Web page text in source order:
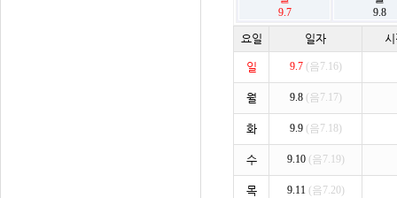
9.7
9.8
요일 일자
일 9.7 (음7.16)
월 9.8 (음7.17)
화 9.9 (음7.18)
수 9.10 (음7.19)
목 9.11 (음7.20)